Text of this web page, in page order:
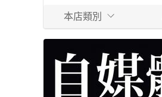
本店類別